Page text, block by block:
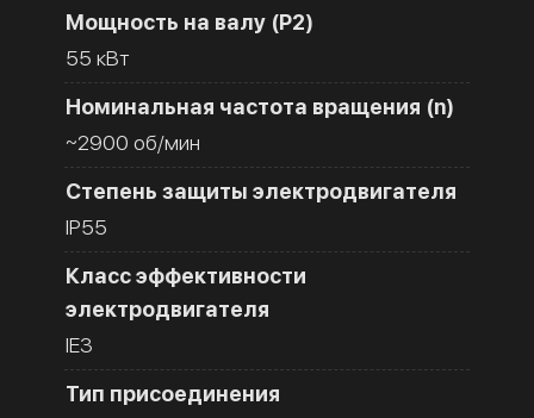
Мощность на валу (Р2)
55 кВт
Номинальная частота вращения (n)
~2900 об/мин
Степень защиты электродвигателя
IP55
Класс эффективности
электродвигателя
IE3
Тип присоединения